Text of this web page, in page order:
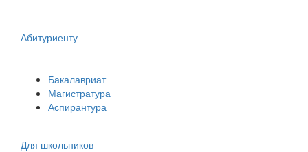
Абитуриенту
Бакалавриат
Магистратура
Аспирантура
Для школьников